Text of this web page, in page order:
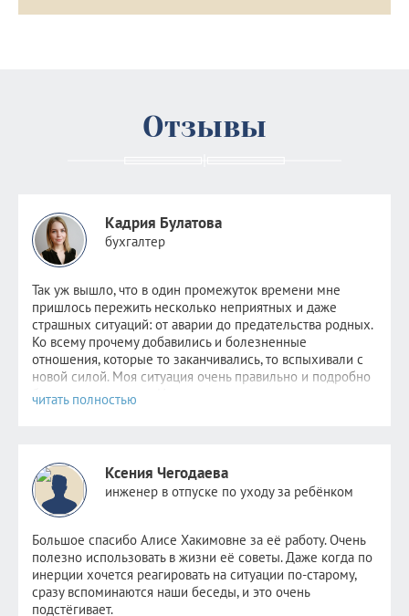
Отзывы
Кадрия Булатова
бухгалтер
Так уж вышло, что в один промежуток времени мне
пришлось пережить несколько неприятных и даже
страшных ситуаций: от аварии до предательства родных.
Ко всему прочему добавились и болезненные
отношения, которые то заканчивались, то вспыхивали с
новой силой. Моя ситуация очень правильно и подробно
была описаназдесь
силах, обратилась к Алисе.
После консультаций в голове отложились рекомендации
психолога, старалась следовать всем советам, но сердцу
не прикажешь: по-прежнему было очень больно видеть
новые отношения прежде любимого человека. Но потом
я и сама не заметила как стала снова видеть других
парней. Как открыла ранее заблокированные страницы.
Как мне стало не совсем безразлично, но значительно
легче. Как мне снова стало нравиться держать кого-то
Ксения Чегодаева
инженер в отпуске по уходу за ребёнком
Большое спасибо Алисе Хакимовне за её работу. Очень
полезно использовать в жизни её советы. Даже когда по
инерции хочется реагировать на ситуации по-старому,
сразу вспоминаются наши беседы, и это очень
подстёгивает.